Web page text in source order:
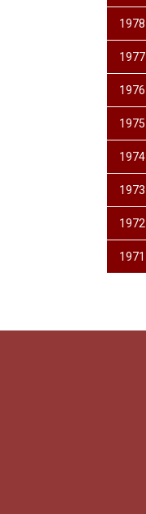
1978
1977
1976
1975
1974
1973
1972
1971